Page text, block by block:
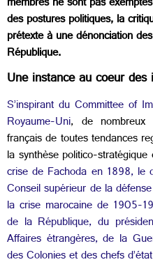
des postures politiques, la
prétexte à une dénonciation
République.
Une instance au coeur
S’inspirant du Committee of
Royaume-Uni, de nombreux
français de toutes tendances
la synthèse politico-
crise de Fachoda en 1898, le
Conseil supérieur de la
la crise marocaine de 1905-
de la République, du
Affaires étrangères, de la
des Colonies et des chefs